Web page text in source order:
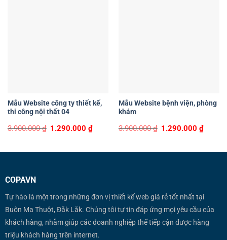
Mẫu Website công ty thiết kế,
thi công nội thất 04
3.900.000₫ Original
1.290.000₫Current
Mẫu Website bệnh viện, phòng
khám
3.900.000₫ Original
1.290.000₫Current
COPAVN
Tự hào là một trong những đơn vị thiết kế web giá rẻ tốt nhất tại
Buôn Ma Thuột, Đắk Lắk. Chúng tôi tự tin đáp ứng mọi yêu cầu của
khách hàng, nhằm giúp các doanh nghiệp thể tiếp cận được hàng
triệu khách hàng trên internet.